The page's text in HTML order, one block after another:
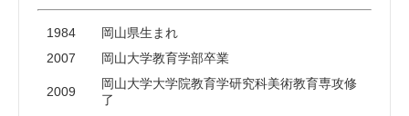
1984
岡山県生まれ
2007
岡山大学教育学部卒業
2009
岡山大学大学院教育学研究科美術教育専攻修
了